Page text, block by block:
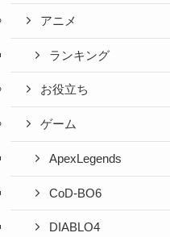
アニメ
ランキング
お役立ち
ゲーム
ApexLegends
CoD-BO6
DIABLO4